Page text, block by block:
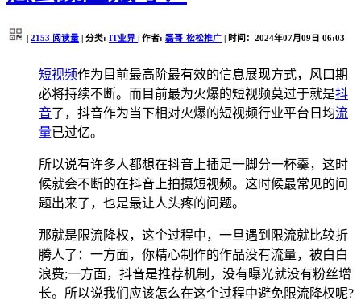
| 2153 阅读量 | 分类: IT业界 | 作者: 磊哥-松松推广 | 时间：2024年07月09日 06:03
短视频作为目前最高阶最有效的信息展现方式，风口期
必将持续不断。而目前最为火爆的短视频莫过于就是抖
音了，抖音作为当下相对火爆的短视频行业平台日均流
量已过亿。
所以说有许多人都想在抖音上插足一脚分一杯羹，这时
候就会不断的在抖音上拍摄短视频。这时候最常见的问
题出来了，也是最让人头疼的问题。
那就是限流降权，这个过程中，一旦遇到限流就比较折
腾人了：一方面，你精心制作的作品没有流量，被白白
浪费;一方面，抖音是推荐机制，没有曝光就没有粉丝增
长。所以说我们应该怎么在这个过程中避免限流降权呢?